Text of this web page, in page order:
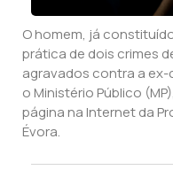
O homem, já
prática de dois crimes
agravados contra a
o Ministério Público
página na Internet da
Évora.